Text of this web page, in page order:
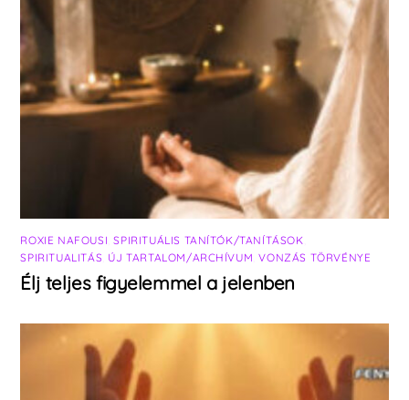
ROXIE NAFOUSI ,SPIRITUÁLIS TANÍTÓK/TANÍTÁSOK
SPIRITUALITÁS ÚJ TARTALOM/ARCHÍVUM ,VONZÁS TÖRVÉNYE
Élj teljes figyelemmel a jelenben